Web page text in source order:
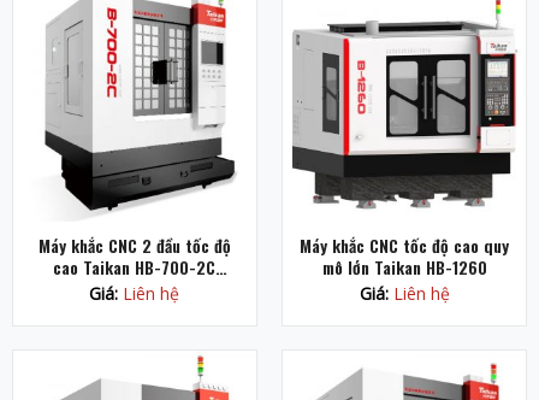
Máy khắc CNC 2 đầu tốc độ
cao Taikan HB-700-2C
(Robot)
Giá: Liên hệ
Máy khắc CNC tốc độ cao quy
mô lớn Taikan HB-1260
Giá:Liên hệ